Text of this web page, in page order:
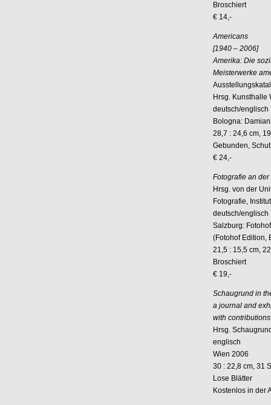
Broschiert
€ 14,-
Americans
[1940 – 2006]
Amerika: Die
Meisterwerke
Hrsg. Kunsthalle
deutsch/englisch
Bologna:
28,7 : 24,6 cm,
Gebunden,
€ 24,-
Fotografie an
Hrsg. von der
Fotografie,
deutsch/englisch
Salzburg:
(Fotohof Edition,
21,5 : 15,5 cm,
Broschiert
€ 19,-
Schaugrund in
a journal and
with
Hrsg.
englisch
Wien 2006
30 : 22,8 cm, 31
Lose Blätter
Kostenlos in der